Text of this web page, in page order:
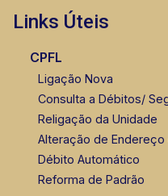
Links Úteis
CPFL
Ligação Nova
Consulta a Débitos/
Religação da Unidade
Alteração de Endereço
Débito Automático
Reforma de Padrão